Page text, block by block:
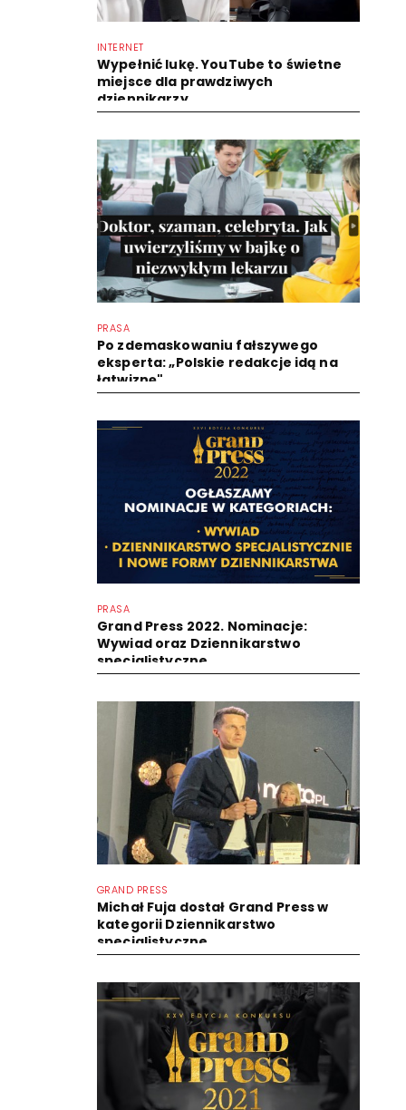
INTERNET
Wypełnić lukę. YouTube to świetne
miejsce dla prawdziwych
dziennikarzy
PRASA
Po zdemaskowaniu fałszywego
eksperta: „Polskie redakcje idą na
łatwiznę"
PRASA
Grand Press 2022. Nominacje:
Wywiad oraz Dziennikarstwo
specjalistyczne
GRAND PRESS
Michał Fuja dostał Grand Press w
kategorii Dziennikarstwo
specjalistyczne